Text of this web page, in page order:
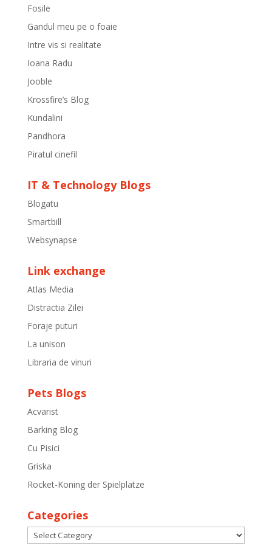
Fosile
Gandul meu pe o foaie
Intre vis si realitate
Ioana Radu
Jooble
Krossfire’s Blog
Kundalini
Pandhora
Piratul cinefil
IT & Technology Blogs
Blogatu
Smartbill
Websynapse
Link exchange
Atlas Media
Distractia Zilei
Foraje puturi
La unison
Libraria de vinuri
Pets Blogs
Acvarist
Barking Blog
Cu Pisici
Griska
Rocket-Koning der Spielplatze
Categories
Categories